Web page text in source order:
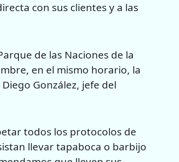
con sus clientes y a las
de las Naciones de la
en el mismo horario, la
González, jefe del
todos los protocolos de
llevar tapaboca o barbijo